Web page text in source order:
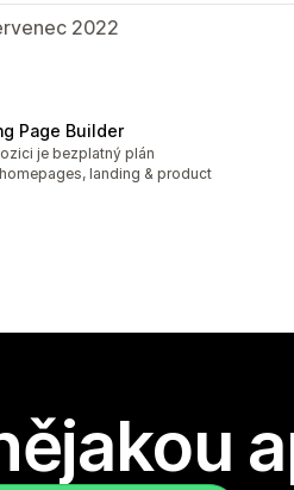
2022
Page Builder
5654
je bezplatný plán
landing & product